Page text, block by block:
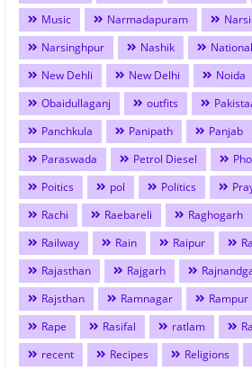
Music
Narmadapuram
Narsinghpur
Nashik National
New Dehli
New Delhi Noida
Obaidullaganj
outfits
Panchkula
Panipath Panjab
Paraswada
Petrol Diesel
Poitics
pol Politics
Rachi
Raebareli Raghogarh
Railway
Rain Raipur
Rajasthan
Rajgarh
Rajsthan
Ramnagar Rampur
Rape
Rasifal ratlam
recent
Recipes Religions